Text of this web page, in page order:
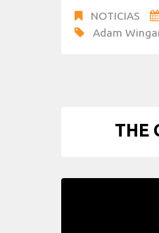
NOTICIAS
Adam
THE